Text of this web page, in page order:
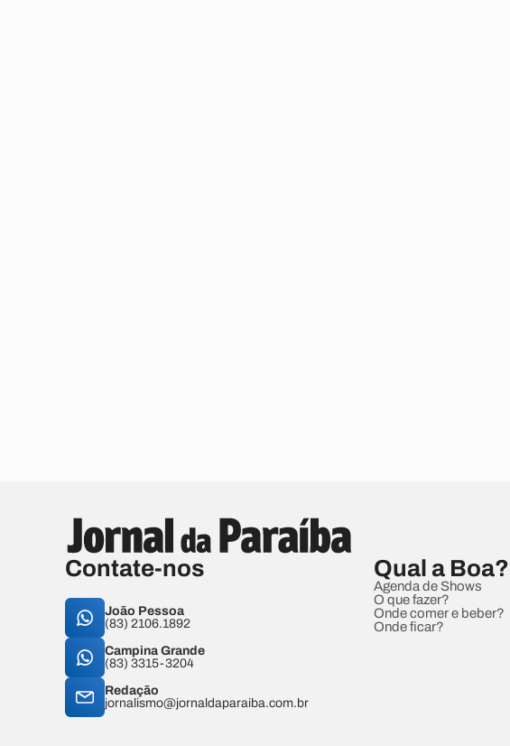
Contate-nos
João Pessoa
(83) 2106.1892
Campina Grande
(83) 3315-3204
Redação
jornalismo@jornaldaparaiba.com.br
Qual a Boa?
Agenda de Shows
O que fazer?
Onde comer e beber?
Onde ficar?